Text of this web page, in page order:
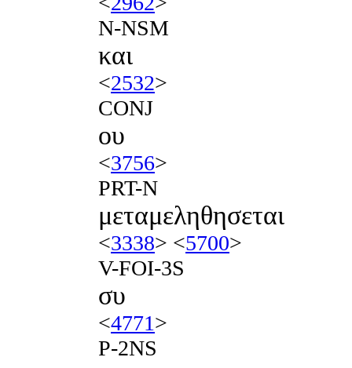
N-NSM
και
<2532>
CONJ
ου
<3756>
PRT-N
μεταμεληθησεται
<3338> <5700>
V-FOI-3S
συ
<4771>
P-2NS